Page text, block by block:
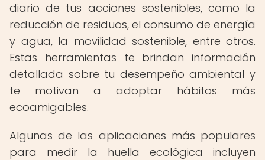
diario de tus acciones sostenibles, como la
reducción de residuos, el consumo de energía
y agua, la movilidad sostenible, entre otros.
Estas herramientas te brindan información
detallada sobre tu desempeño ambiental y
te motivan a adoptar hábitos más
ecoamigables.
Algunas de las aplicaciones más populares
para medir la huella ecológica incluyen